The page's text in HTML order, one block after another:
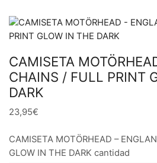
CAMISETA
CHAINS / FULL PRINT
DARK
23,95€
CAMISETA MOTÖRHEAD –
GLOW IN THE DARK cantidad